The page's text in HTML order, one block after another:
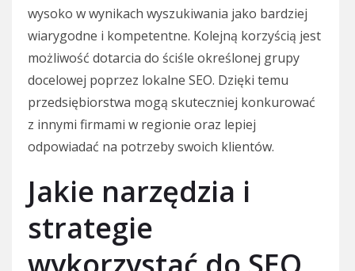
wysoko w wynikach wyszukiwania jako bardziej
wiarygodne i kompetentne. Kolejną korzyścią jest
możliwość dotarcia do ściśle określonej grupy
docelowej poprzez lokalne SEO. Dzięki temu
przedsiębiorstwa mogą skuteczniej konkurować
z innymi firmami w regionie oraz lepiej
odpowiadać na potrzeby swoich klientów.
Jakie narzędzia i
strategie